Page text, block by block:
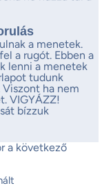
a menetek.
a rugót. Ebben a
lenni a menetek
tudunk
ha nem
VIGYÁZZ!
bízzuk
a következő